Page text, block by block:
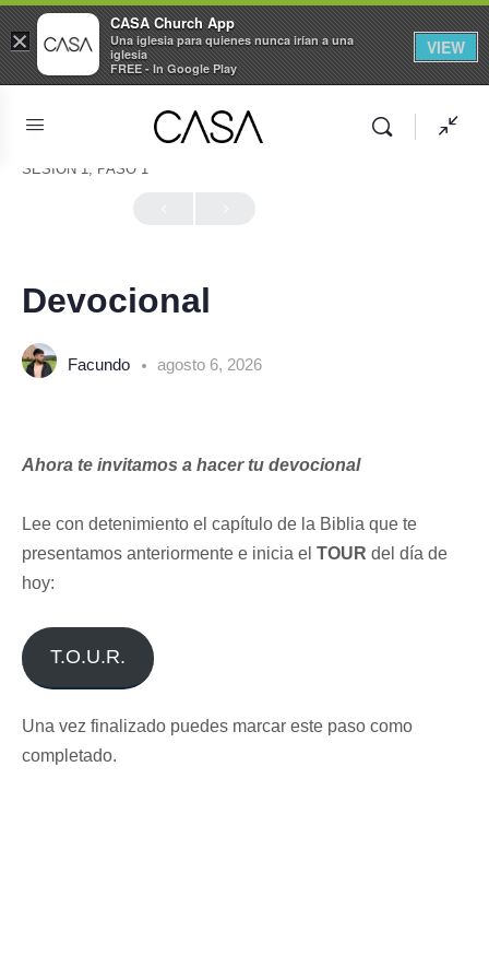
SESIÓN 1, PASO 1
Devocional
Facundo agosto 6, 2026
Ahora te invitamos a hacer tu devocional
Lee con detenimiento el capítulo de la Biblia que te
presentamos anteriormente e inicia el TOUR del día de
hoy:
T.O.U.R.
Una vez finalizado puedes marcar este paso como
completado.
×
CASA Church App
Una iglesia para quienes nunca irían a una
iglesia
FREE - In Google Play
VIEW